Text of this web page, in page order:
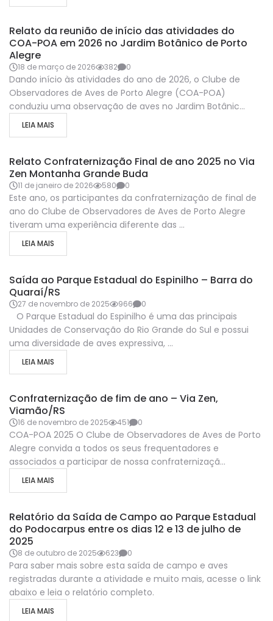
Relato da reunião de início das atividades do
COA-POA em 2026 no Jardim Botânico de Porto
Alegre
18 de março de 2026 382 0
Dando início às atividades do ano de 2026, o Clube de
Observadores de Aves de Porto Alegre (COA-POA)
conduziu uma observação de aves no Jardim Botânic...
LEIA MAIS
Relato Confraternização Final de ano 2025 no Via
Zen Montanha Grande Buda
11 de janeiro de 2026 580 0
Este ano, os participantes da confraternização de final de
ano do Clube de Observadores de Aves de Porto Alegre
tiveram uma experiência diferente das ...
LEIA MAIS
Saída ao Parque Estadual do Espinilho – Barra do
Quaraí/RS
27 de novembro de 2025 966 0
O Parque Estadual do Espinilho é uma das principais
Unidades de Conservação do Rio Grande do Sul e possui
uma diversidade de aves expressiva, ...
LEIA MAIS
Confraternização de fim de ano – Via Zen,
Viamão/RS
16 de novembro de 2025 451 0
COA-POA 2025 O Clube de Observadores de Aves de Porto
Alegre convida a todos os seus frequentadores e
associados a participar de nossa confraternizaçã...
LEIA MAIS
Relatório da Saída de Campo ao Parque Estadual
do Podocarpus entre os dias 12 e 13 de julho de
2025
8 de outubro de 2025 623 0
Para saber mais sobre esta saída de campo e aves
registradas durante a atividade e muito mais, acesse o link
abaixo e leia o relatório completo.
LEIA MAIS